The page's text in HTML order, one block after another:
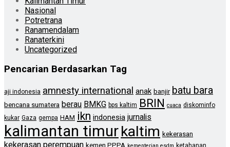
Nasional
Potretrana
Ranamendalam
Ranaterkini
Uncategorized
Pencarian Berdasarkan Tag
aji indonesia amnesty international anak banjir batu bara
bencana sumatera berau BMKG bps kaltim BRIN cuaca diskominfo
kukar Gaza gempa HAM ikn indonesia jurnalis
kalimantan timurkaltim kekerasan
kekerasan perempuan kemen PPPA ketahanan